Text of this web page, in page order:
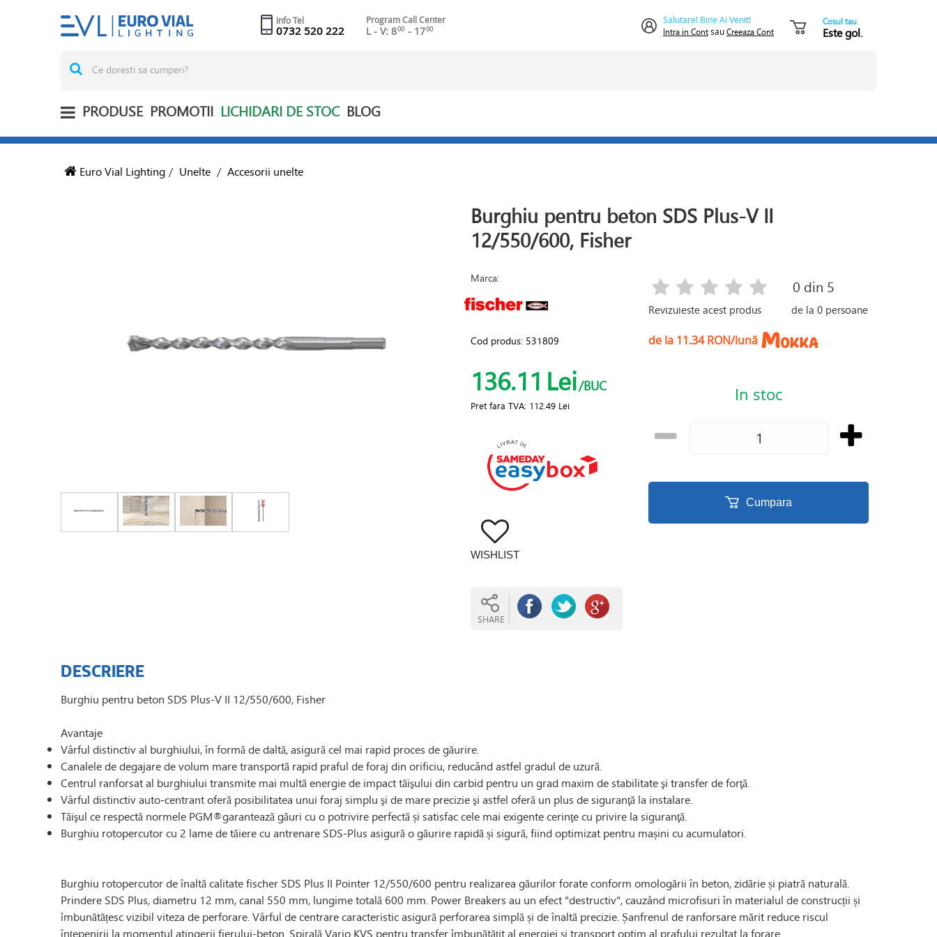
Info Tel
0732 520 222
Program Call Center
L - V: 800 - 1700
Salutare! Bine Ai Venit!
Intra in ContsauCreeaza Cont
Cosul tau
Este gol.
PRODUSE PROMOTII LICHIDARI DE STOC BLOG
Euro Vial Lighting / Unelte / Accesorii unelte
Burghiu pentru beton SDS Plus-V II
12/550/600, Fisher
Marca:
Cod produs: 531809
136.11Lei/BUC
Pret fara TVA: 112.49 Lei
WISHLIST
SHARE
Revizuieste acest produs
0 din 5
de la0 persoane
de la 11.34 RON/lună
In stoc
Cumpara
DESCRIERE
Burghiu pentru beton SDS Plus-V II 12/550/600, Fisher
Avantaje
Vârful distinctiv al burghiului, în formă de daltă, asigură cel mai rapid proces de găurire.
Canalele de degajare de volum mare transportă rapid praful de foraj din orificiu, reducând astfel gradul de uzură.
Centrul ranforsat al burghiului transmite mai multă energie de impact tăişului din carbid pentru un grad maxim de stabilitate şi transfer de forţă.
Vârful distinctiv auto-centrant oferă posibilitatea unui foraj simplu şi de mare precizie şi astfel oferă un plus de siguranţă la instalare.
Tăişul ce respectă normele PGM®garantează găuri cu o potrivire perfectă și satisfac cele mai exigente cerinţe cu privire la siguranţă.
Burghiu rotopercutor cu 2 lame de tăiere cu antrenare SDS-Plus asigură o găurire rapidă și sigură, fiind optimizat pentru mașini cu acumulatori.
Burghiu rotopercutor de înaltă calitate fischer SDS Plus II Pointer 12/550/600 pentru realizarea găurilor forate conform omologării în beton, zidărie și piatră naturală.
Prindere SDS Plus, diametru 12 mm, canal 550 mm, lungime totală 600 mm. Power Breakers au un efect "destructiv", cauzând microfisuri în materialul de construcții și
îmbunătățesc vizibil viteza de perforare. Vârful de centrare caracteristic asigură perforarea simplă și de înaltă precizie. Șanfrenul de ranforsare mărit reduce riscul
înțepenirii la momentul atingerii fierului-beton. Spirală Vario KVS pentru transfer îmbunătățit al energiei și transport optim al prafului rezultat la forare.